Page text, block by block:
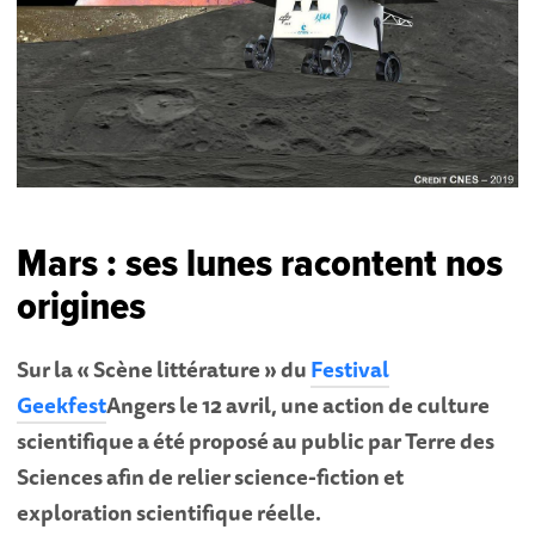
Mars : ses lunes racontent nos
origines
Sur la « Scène littérature » duFestival
GeekfestAngers le 12 avril, une action de culture
scientifique a été proposé au public par Terre des
Sciences afin de relier science-fiction et
exploration scientifique réelle.